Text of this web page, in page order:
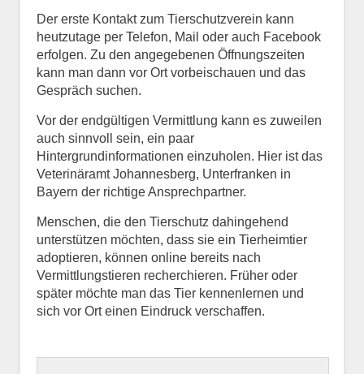
Der erste Kontakt zum Tierschutzverein kann
heutzutage per Telefon, Mail oder auch Facebook
erfolgen. Zu den angegebenen Öffnungszeiten
kann man dann vor Ort vorbeischauen und das
Gespräch suchen.
Vor der endgültigen Vermittlung kann es zuweilen
auch sinnvoll sein, ein paar
Hintergrundinformationen einzuholen. Hier ist das
Veterinäramt Johannesberg, Unterfranken in
Bayern der richtige Ansprechpartner.
Menschen, die den Tierschutz dahingehend
unterstützen möchten, dass sie ein Tierheimtier
adoptieren, können online bereits nach
Vermittlungstieren recherchieren. Früher oder
später möchte man das Tier kennenlernen und
sich vor Ort einen Eindruck verschaffen.